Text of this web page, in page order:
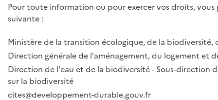
Pour toute information ou pour exercer vos droits,
suivante :
Ministère de la transition écologique, de la biodiversité,
Direction générale de l'aménagement, du logement et
Direction de l'eau et de la biodiversité - Sous-direction
sur la biodiversité
cites@developpement-durable.gouv.fr